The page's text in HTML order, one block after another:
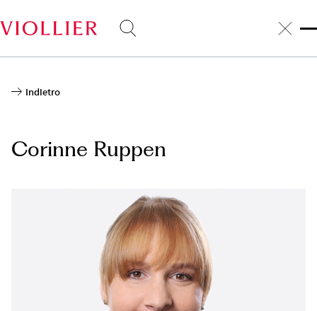
al
contenuto
Indietro
Corinne Ruppen